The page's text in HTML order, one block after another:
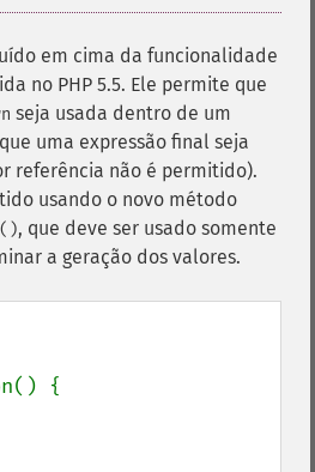
em cima da funcionalidade
no PHP 5.5. Ele permite que
seja usada dentro de um
uma expressão final seja
referência não é permitido).
usando o novo método
, que deve ser usado somente
a geração dos valores.
{